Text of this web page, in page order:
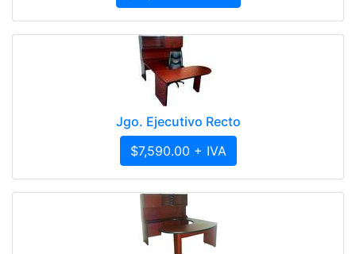
Jgo. Ejecutivo Recto
$7,590.00 + IVA